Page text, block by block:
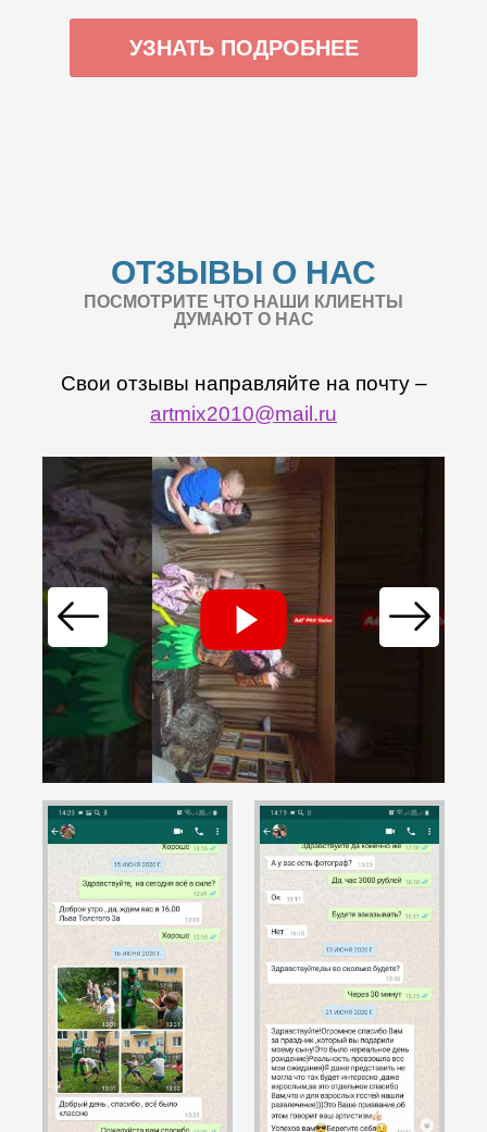
УЗНАТЬ ПОДРОБНЕЕ
ОТЗЫВЫ О НАС
ПОСМОТРИТЕ ЧТО НАШИ КЛИЕНТЫ
ДУМАЮТ О НАС
Свои отзывы направляйте на почту –
artmix2010@mail.ru